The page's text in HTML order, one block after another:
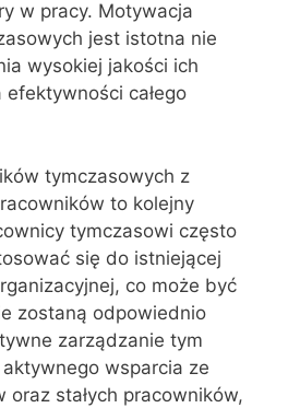
w pracy. Motywacja
jest istotna nie
wysokiej jakości ich
całego
tymczasowych z
to kolejny
tymczasowi często
się do istniejącej
co może być
zostaną odpowiednio
zarządzanie tym
wsparcia ze
oraz stałych pracowników,